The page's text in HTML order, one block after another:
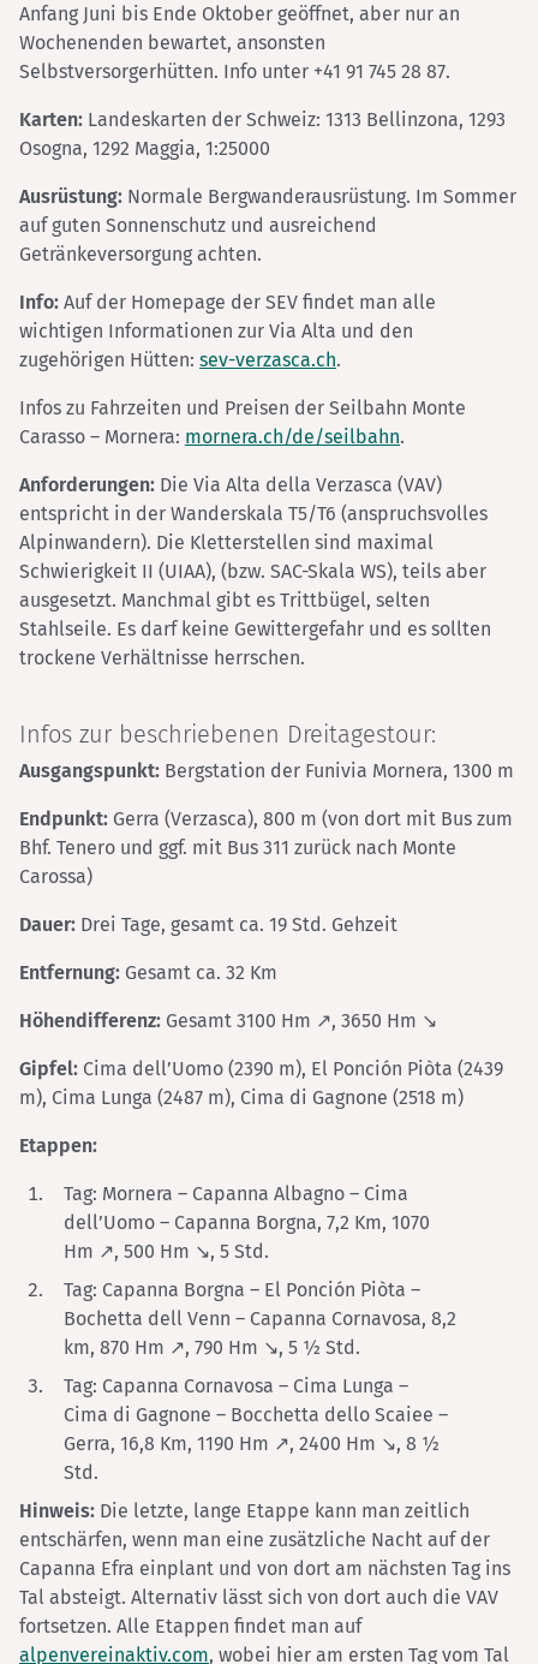
Anfang Juni bis Ende Oktober geöffnet, aber nur an
Wochenenden bewartet, ansonsten
Selbstversorgerhütten. Info unter +41 91 745 28 87.
Karten: Landeskarten der Schweiz: 1313 Bellinzona, 1293
Osogna, 1292 Maggia, 1:25000
Ausrüstung: Normale Bergwanderausrüstung. Im Sommer
auf guten Sonnenschutz und ausreichend
Getränkeversorgung achten.
Info: Auf der Homepage der SEV findet man alle
wichtigen Informationen zur Via Alta und den
zugehörigen Hütten: sev-verzasca.ch.
Infos zu Fahrzeiten und Preisen der Seilbahn Monte
Carasso – Mornera: mornera.ch/de/seilbahn.
Anforderungen: Die Via Alta della Verzasca (VAV)
entspricht in der Wanderskala T5/T6 (anspruchsvolles
Alpinwandern). Die Kletterstellen sind maximal
Schwierigkeit II (UIAA), (bzw. SAC-Skala WS), teils aber
ausgesetzt. Manchmal gibt es Trittbügel, selten
Stahlseile. Es darf keine Gewittergefahr und es sollten
trockene Verhältnisse herrschen.
Infos zur beschriebenen Dreitagestour:
Ausgangspunkt: Bergstation der Funivia Mornera, 1300 m
Endpunkt: Gerra (Verzasca), 800 m (von dort mit Bus zum
Bhf. Tenero und ggf. mit Bus 311 zurück nach Monte
Carossa)
Dauer: Drei Tage, gesamt ca. 19 Std. Gehzeit
Entfernung: Gesamt ca. 32 Km
Höhendifferenz: Gesamt 3100 Hm ↗, 3650 Hm ↘
Gipfel: Cima dell’Uomo (2390 m), El Ponción Piòta (2439
m), Cima Lunga (2487 m), Cima di Gagnone (2518 m)
Etappen:
Tag: Mornera – Capanna Albagno – Cima
dell’Uomo – Capanna Borgna, 7,2 Km, 1070
Hm ↗, 500 Hm ↘, 5 Std.
Tag: Capanna Borgna – El Ponción Piòta –
Bochetta dell Venn – Capanna Cornavosa, 8,2
km, 870 Hm ↗, 790 Hm ↘, 5 ½ Std.
Tag: Capanna Cornavosa – Cima Lunga –
Cima di Gagnone – Bocchetta dello Scaiee –
Gerra, 16,8 Km, 1190 Hm ↗, 2400 Hm ↘, 8 ½
Std.
Hinweis: Die letzte, lange Etappe kann man zeitlich
entschärfen, wenn man eine zusätzliche Nacht auf der
Capanna Efra einplant und von dort am nächsten Tag ins
Tal absteigt. Alternativ lässt sich von dort auch die VAV
fortsetzen. Alle Etappen findet man auf
alpenvereinaktiv.com, wobei hier am ersten Tag vom Tal